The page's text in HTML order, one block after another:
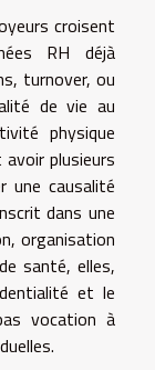
croisent
RH déjà
turnover, ou
de vie au
physique
plusieurs
une causalité
dans une
organisation
santé, elles,
et le
vocation à